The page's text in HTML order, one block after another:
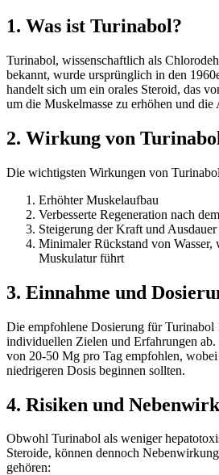
1. Was ist Turinabol?
Turinabol, wissenschaftlich als
bekannt, wurde ursprünglich in den
handelt sich um ein orales Steroid, das
um die Muskelmasse zu erhöhen und die
2. Wirkung von
Die wichtigsten Wirkungen von
Erhöhter Muskelaufbau
Verbesserte Regeneration nach
Steigerung der Kraft und Ausdauer
Minimaler Rückstand von
Muskulatur führt
3. Einnahme und
Die empfohlene Dosierung für Turinabol
individuellen Zielen und Erfahrungen
von 20-50 Mg pro Tag empfohlen,
niedrigeren Dosis beginnen sollten.
4. Risiken und
Obwohl Turinabol als weniger
Steroide, können dennoch
gehören: